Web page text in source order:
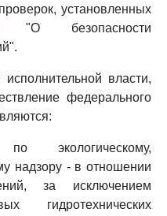
установленных
"О безопасности
власти,
федерального
экологическому,
надзору - в отношении
за исключением
гидротехнических